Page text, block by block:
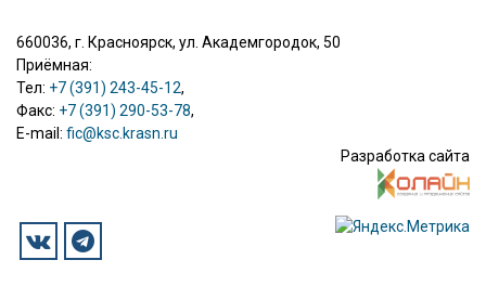
660036, г. Красноярск, ул. Академгородок, 50
Приёмная:
Тел: +7 (391) 243-45-12,
Факс: +7 (391) 290-53-78,
E-mail: fic@ksc.krasn.ru
Разработка сайта